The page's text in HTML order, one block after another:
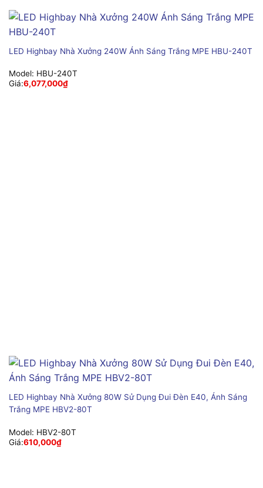
LED Highbay Nhà Xưởng 240W Ánh Sáng Trắng MPE HBU-240T
Model: HBU-240T
Giá:6,077,000₫
LED Highbay Nhà Xưởng 80W Sử Dụng Đui Đèn E40, Ánh Sáng
Trắng MPE HBV2-80T
Model: HBV2-80T
Giá:610,000₫